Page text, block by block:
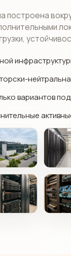
построена
вариантов